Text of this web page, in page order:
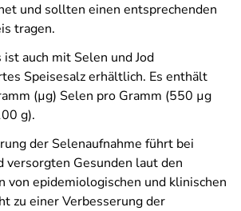
und sollten einen entsprechenden
tragen.
auch mit Selen und Jod
Speisesalz erhältlich. Es enthält
(µg) Selen pro Gramm (550 µg
g).
der Selenaufnahme führt bei
versorgten Gesunden laut den
von epidemiologischen und klinischen
zu einer Verbesserung der